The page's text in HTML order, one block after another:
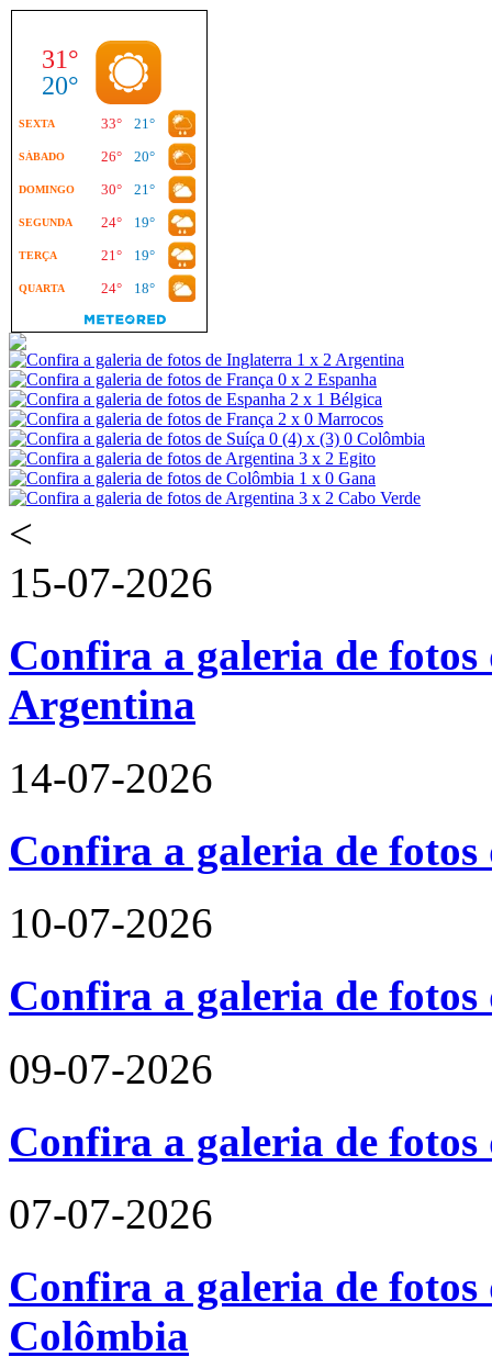
<
15-07-2026
Confira a galeria de
Argentina
14-07-2026
Confira a galeria de
10-07-2026
Confira a galeria de fotos
09-07-2026
Confira a galeria de
07-07-2026
Confira a galeria de fotos
Colômbia